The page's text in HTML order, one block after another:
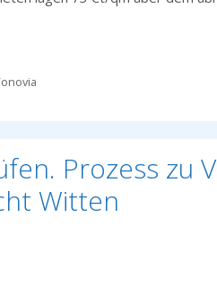
Prozess zu
Witten